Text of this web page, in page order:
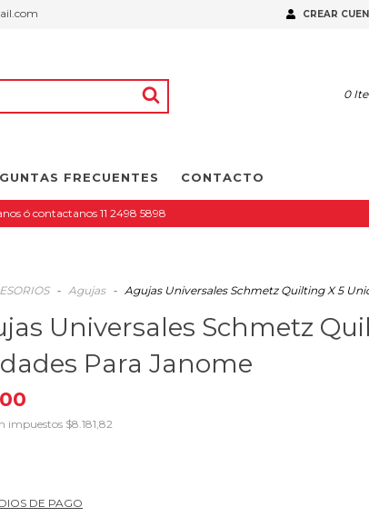
CREAR
0
FRECUENTES CONTACTO
ó contactanos 11 2498 5898
- Agujas - Agujas Universales Schmetz Quilting X 5
Universales Schmetz
Para Janome
impuestos $8.181,82
DE PAGO